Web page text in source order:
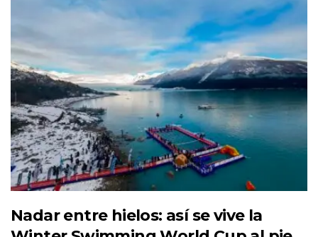
Nadar entre hielos: así se vive la